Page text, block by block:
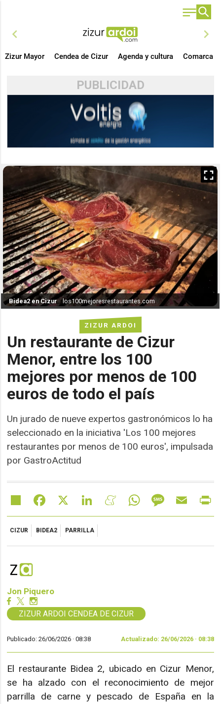
chevron_left chevron_right
Zizur Mayor Cendea de Cizur Agenda y cultura Comarca
PUBLICIDAD
ZIZUR ARDOI
Un restaurante de Cizur
Menor, entre los 100
mejores por menos de 100
euros de todo el país
Un jurado de nueve expertos gastronómicos lo ha
seleccionado en la iniciativa 'Los 100 mejores
restaurantes por menos de 100 euros', impulsada
por GastroActitud
Bidea2 en Cizur los100mejoresrestaurantes.com
Share Facebook LinkedIn MeneameWhatsAppMessageEmail
CIZUR BIDEA2 PARRILLA
Jon Piquero
ZIZUR ARDOI CENDEA DE CIZUR
Publicado: 26/06/2026 ·08:38 Actualizado: 26/06/2026 · 08:38
El restaurante Bidea 2, ubicado en Cizur Menor,
se ha alzado con el reconocimiento de mejor
parrilla de carne y pescado de España en la